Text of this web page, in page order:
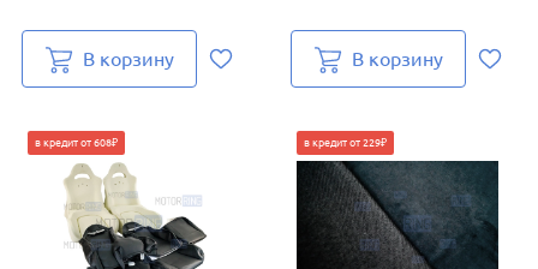
В корзину В корзину
в кредит от 608₽ в кредит от 229₽